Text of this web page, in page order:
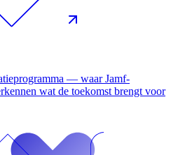
— waar Jamf-
wat de toekomst brengt voor